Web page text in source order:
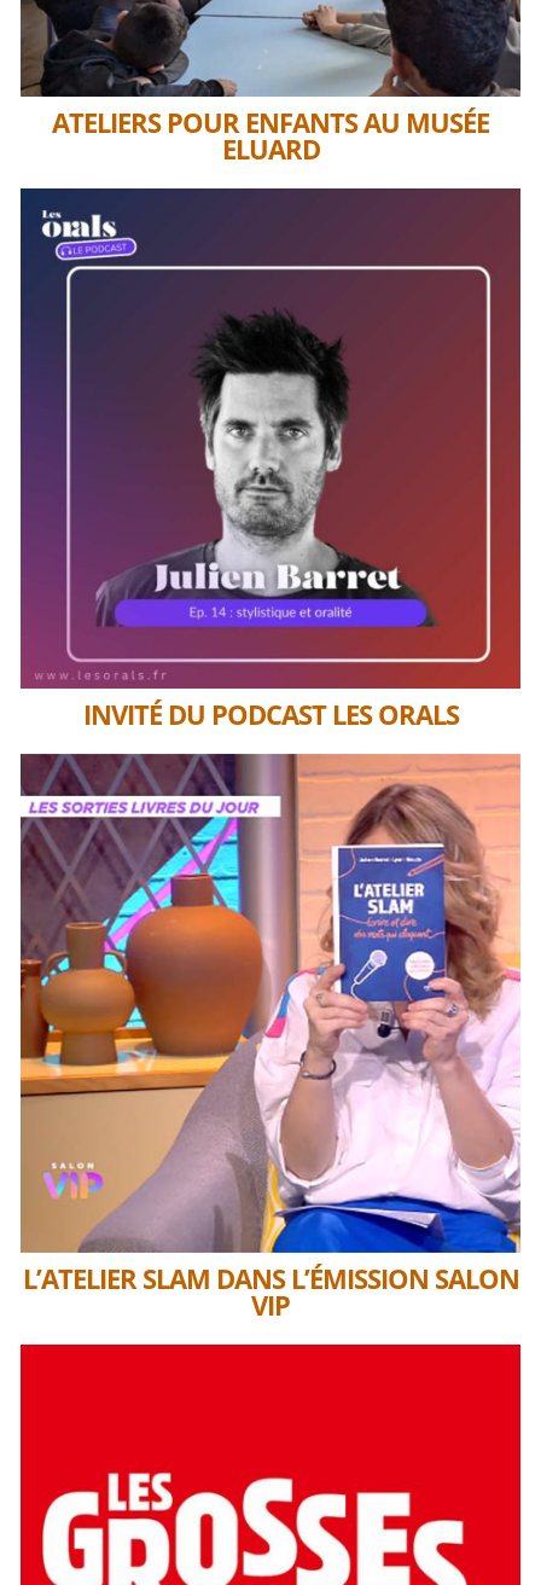
ATELIERS POUR ENFANTS AU MUSÉE
ELUARD
INVITÉ DU PODCAST LES ORALS
L’ATELIER SLAM DANS L’ÉMISSION SALON
VIP